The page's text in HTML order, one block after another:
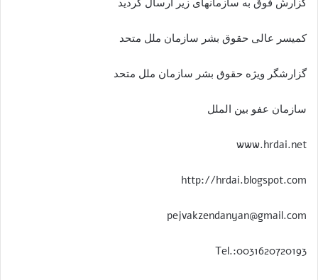
کمیسر عالی حقوق بشر سازمان ملل متحد
گزارشگر ویژه حقوق بشر سازمان ملل متحد
سازمان عفو بین الملل
www.hrdai.net
http://hrdai.blogspot.com
pejvakzendanyan@gmail.com
Tel.:0031620720193